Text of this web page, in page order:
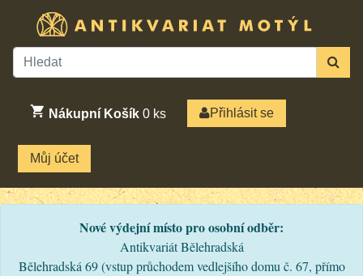
Nákupní Košík 0 ks Přihlásit se
Můj účet
Nové výdejní místo pro osobní odběr:
Antikvariát Bělehradská
Bělehradská 69 (vstup průchodem vedlejšího domu č. 67, přímo